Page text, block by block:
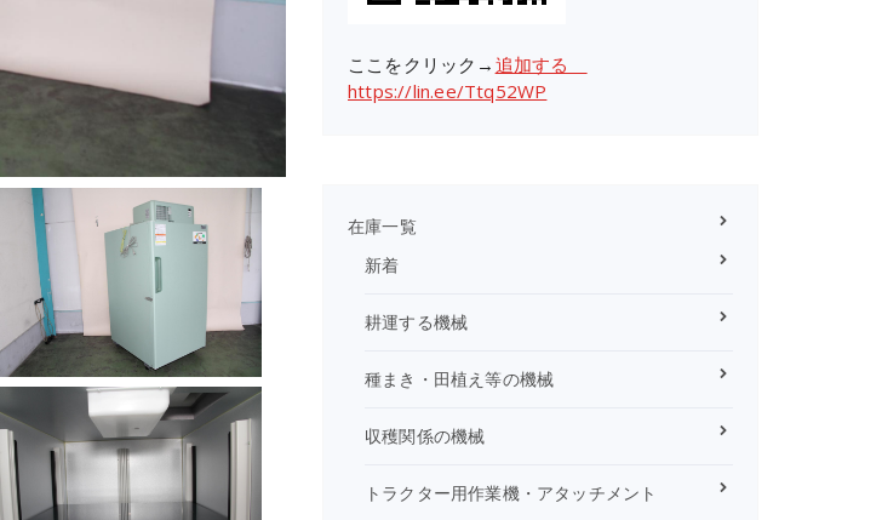
ここをクリック→ 追加する
https://lin.ee/Ttq52WP
在庫一覧
新着
耕運する機械
種まき・田植え等の機械
収穫関係の機械
トラクター用作業機・アタッチメント